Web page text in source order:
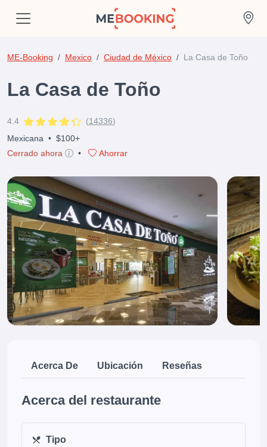
ME-Booking Mexico Ciudad de México La Casa de Toño
La Casa de Toño
4.4 (14336)
Mexicana • $100+
Cerrado ahora
• Ahorrar
Acerca De Ubicación Reseñas
Acerca del restaurante
Tipo